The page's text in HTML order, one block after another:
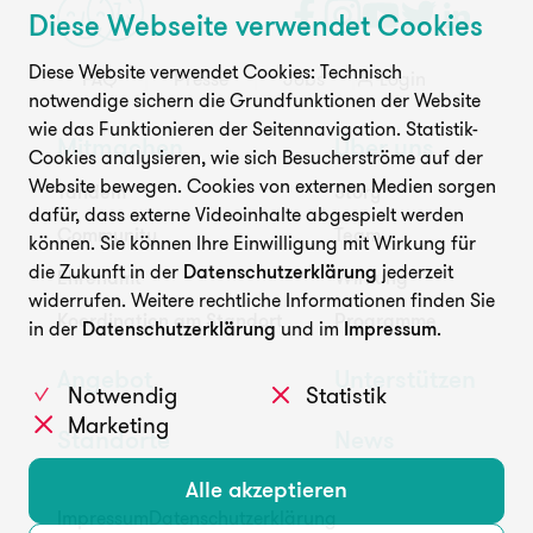
FAQ Presse Jobs Login
FAQ Presse Jobs Login
Mitmachen
Tandem
Community
Ehrenamt
Koordination am Standort
Standorte
Über uns
Story
Team
Wirkung
Programme
Diese Webseite verwendet Cookies
Diese Website verwendet Cookies: Technisch
notwendige sichern die Grundfunktionen der Website
wie das Funktionieren der Seitennavigation. Statistik-
Cookies analysieren, wie sich Besucherströme auf der
Website bewegen. Cookies von externen Medien sorgen
dafür, dass externe Videoinhalte abgespielt werden
können. Sie können Ihre Einwilligung mit Wirkung für
die Zukunft in der Datenschutzerklärung jederzeit
widerrufen. Weitere rechtliche Informationen finden Sie
in der Datenschutzerklärung und im Impressum.
Notwendig
Statistik
Marketing
Alle akzeptieren